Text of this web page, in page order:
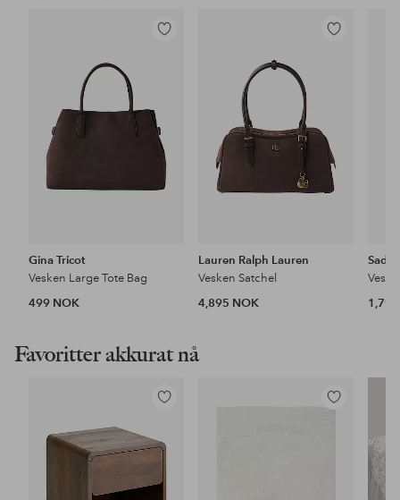
Legg
Gina Tricot
Vesken Large Tote Bag
499 NOK
Legg
Lauren Ralph Lauren
Vesken Satchel
4,895 NOK
Favoritter akkurat nå
Legg
favoritter
Legg